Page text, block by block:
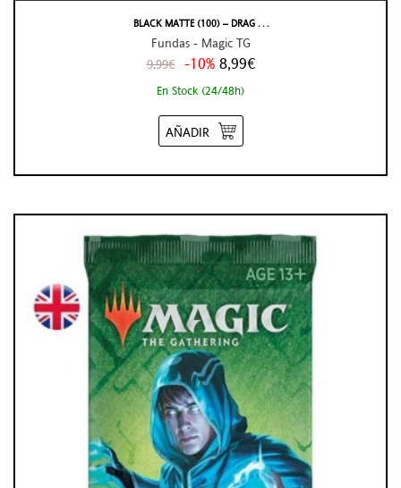
BLACK MATTE (100) – DRAG . . .
Fundas - Magic TG
9,99€ -10% 8,99€
En Stock (24/48h)
AÑADIR